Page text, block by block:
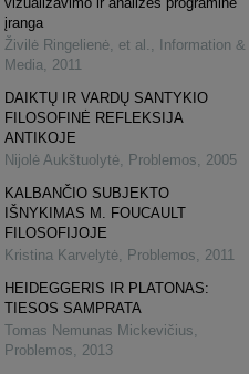
įranga
Živilė Ringelienė, et al. ,
Information &
Media, 2011
DAIKTŲ IR VARDŲ SANTYKIO
FILOSOFINĖ REFLEKSIJA
ANTIKOJE
Nijolė Aukštuolytė, Problemos, 2005
KALBANČIO SUBJEKTO
IŠNYKIMAS M. FOUCAULT
FILOSOFIJOJE
Kristina Karvelytė, Problemos, 2011
HEIDEGGERIS IR PLATONAS:
TIESOS SAMPRATA
Tomas Nemunas Mickevičius,
Problemos, 2013